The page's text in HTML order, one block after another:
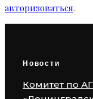
авторизоваться.
Новости
Комитет по